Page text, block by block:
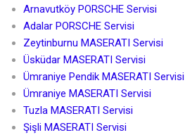
Arnavutköy PORSCHE Servisi
Adalar PORSCHE Servisi
Zeytinburnu MASERATI Servisi
Üsküdar MASERATI Servisi
Ümraniye Pendik MASERATI Servisi
Ümraniye MASERATI Servisi
Tuzla MASERATI Servisi
Şişli MASERATI Servisi